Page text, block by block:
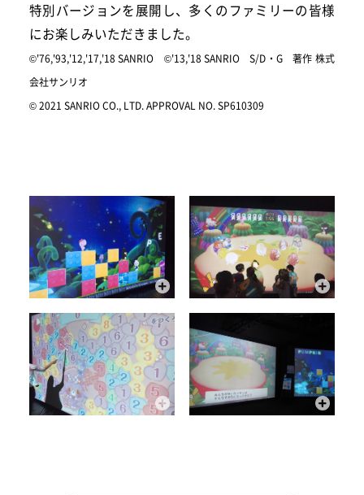
特別バージョンを展開し、多くのファミリーの皆様
にお楽しみいただきました。
©'76,'93,'12,'17,'18 SANRIO ©'13,'18 SANRIO S/D・G 著作 株式
会社サンリオ
© 2021 SANRIO CO., LTD. APPROVAL NO. SP610309